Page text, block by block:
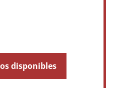
disponibles